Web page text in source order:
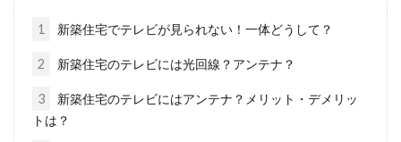
1 新築住宅でテレビが見られない！一体どうして？
2 新築住宅のテレビには光回線？アンテナ？
3
新築住宅のテレビにはアンテナ？メリット・デメリッ
トは？